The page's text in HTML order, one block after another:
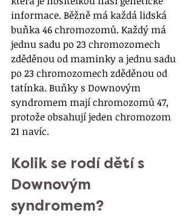
informace. Běžně má každá lidská
buňka 46 chromozomů. Každý má
jednu sadu po 23 chromozomech
zděděnou od maminky a jednu sadu
po 23 chromozomech zděděnou od
tatínka. Buňky s Downovým
syndromem mají chromozomů 47,
protože obsahují jeden chromozom
21 navíc.
Kolik se rodí dětí s
Downovým
syndromem?